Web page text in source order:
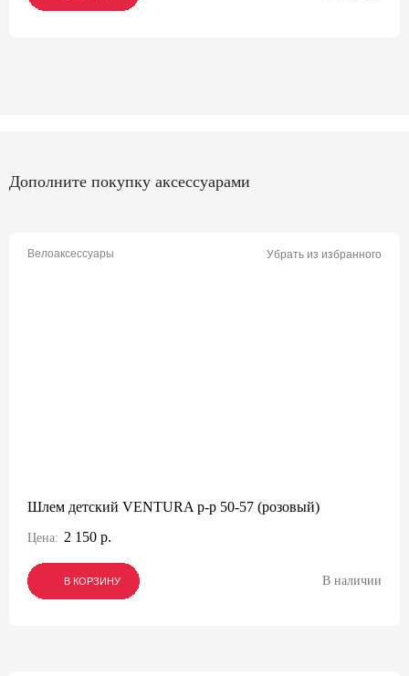
Дополните покупку аксессуарами
Велоаксессуары Убрать из избранного
Шлем детский VENTURA р-р 50-57 (розовый)
Цена: 2 150 р.
В КОРЗИНУ
В КОРЗИНУ
В КОРЗИНУ В наличии